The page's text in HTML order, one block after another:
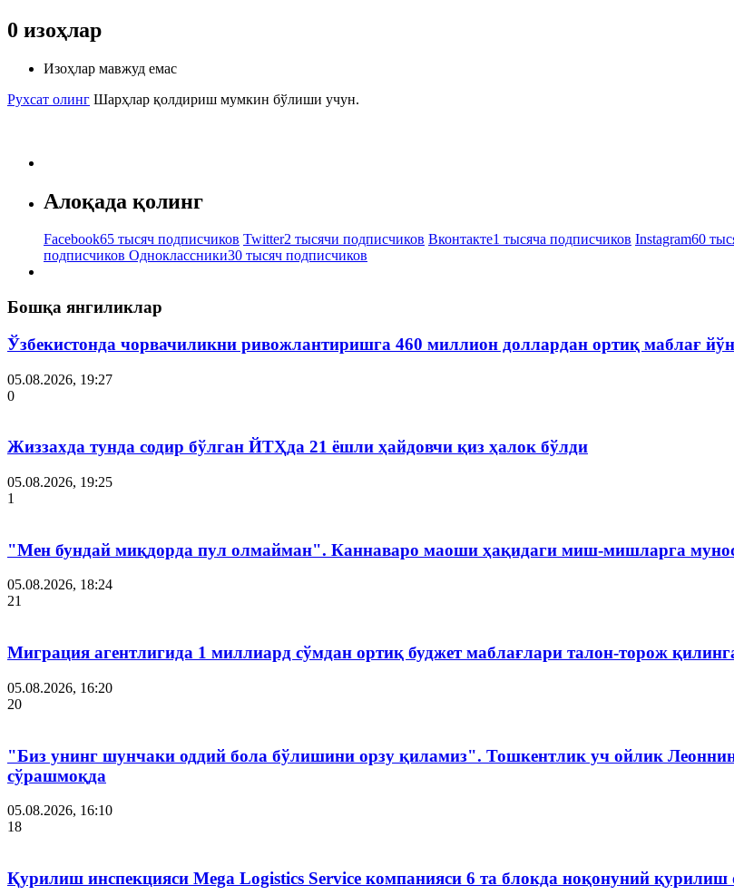
0 изоҳлар
Изоҳлар мавжуд емас
Рухсат олинг Шарҳлар қолдириш мумкин бўлиши учун.
Алоқада қолинг
Facebook65 тысяч подписчиков Twitter2 тысячи подписчиков Вконтакте1 тысяча подписчиков Instagram60
подписчиков Одноклассники30 тысяч подписчиков
Бошқа янгиликлар
Ўзбекистонда чорвачиликни ривожлантиришга 460 миллион доллардан ортиқ маблағ
05.08.2026, 19:27
0
Жиззахда тунда содир бўлган ЙТҲда 21 ёшли ҳайдовчи қиз ҳалок бўлди
05.08.2026, 19:25
1
"Мен бундай миқдорда пул олмайман". Каннаваро маоши ҳақидаги миш-мишларга
05.08.2026, 18:24
21
Миграция агентлигида 1 миллиард сўмдан ортиқ буджет маблағлари талон-торож
05.08.2026, 16:20
20
"Биз унинг шунчаки оддий бола бўлишини орзу қиламиз". Тошкентлик уч ойлик
сўрашмоқда
05.08.2026, 16:10
18
Қурилиш инспекцияси Мega Logistics Service компанияси 6 та блокда ноқонуний қурилиш